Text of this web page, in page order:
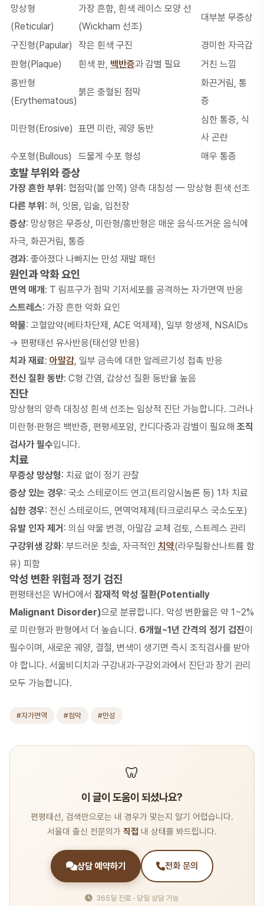
망상형
(Reticular)
가장 흔함, 흰색 레이스 모양 선
(Wickham 선조)
대부분 무증상
구진형(Papular) 작은 흰색 구진
경미한 자극감
판형(Plaque)
흰색 판, 백반증과 감별 필요
거친 느낌
홍반형
(Erythematous)
붉은 충혈된 점막
화끈거림, 통
증
미란형(Erosive) 표면 미란, 궤양 동반
심한 통증, 식
사 곤란
수포형(Bullous)
드물게 수포 형성 매우 통증
호발 부위와 증상
가장 흔한 부위 : 협점막(볼 안쪽) 양측 대칭성 — 망상형 흰색 선조
다른 부위 : 혀, 잇몸, 입술, 입천장
증상: 망상형은 무증상, 미란형/홍반형은 매운 음식·뜨거운 음식에
자극, 화끈거림, 통증
경과: 좋아졌다 나빠지는 만성 재발 패턴
원인과 악화 요인
면역 매개 : T 림프구가 점막 기저세포를 공격하는 자가면역 반응
스트레스: 가장 흔한 악화 요인
약물: 고혈압약(베타차단제, ACE 억제제), 일부 항생제, NSAIDs
→ 편평태선 유사반응(태선양 반응)
치과 재료: 아말감, 일부 금속에 대한 알레르기성 접촉 반응
전신 질환 동반: C형 간염, 갑상선 질환 동반율 높음
진단
망상형의 양측 대칭성 흰색 선조는 임상적 진단 가능합니다. 그러나
미란형·판형은 백반증, 편평세포암, 칸디다증과 감별이 필요해 조직
검사가 필수입니다.
치료
무증상 망상형: 치료 없이 정기 관찰
증상 있는 경우: 국소 스테로이드 연고(트리암시놀론 등) 1차 치료
심한 경우: 전신 스테로이드, 면역억제제(타크로리무스 국소도포)
유발 인자 제거 : 의심 약물 변경, 아말감 교체 검토, 스트레스 관리
구강위생 강화: 부드러운 칫솔, 자극적인 치약(라우릴황산나트륨 함
유) 피함
악성 변환 위험과 정기 검진
편평태선은 WHO에서 잠재적 악성 질환(Potentially
Malignant Disorder)으로 분류합니다. 악성 변환율은 약 1~2%
로 미란형과 판형에서 더 높습니다. 6개월~1년 간격의 정기 검진이
필수이며, 새로운 궤양, 결절, 변색이 생기면 즉시 조직검사를 받아
야 합니다. 서울비디치과 구강내과·구강외과에서 진단과 장기 관리
모두 가능합니다.
#자가면역 #점막 #만성
🦷
이 글이 도움이 되셨나요?
편평태선, 검색만으로는 내 경우가 맞는지 알기 어렵습니다.
서울대 출신 전문의가 직접 내 상태를 봐드립니다.
상담 예약하기 전화 문의
365일 진료 · 당일 상담 가능